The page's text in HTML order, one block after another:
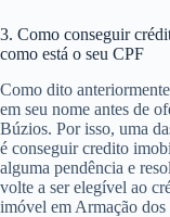
3. Como conseguir
como está o seu CPF
Como dito
em seu nome antes de
Búzios. Por isso, uma
é conseguir credito
alguma pendência e
volte a ser elegível ao
imóvel em Armação